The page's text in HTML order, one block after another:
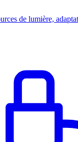
de lumière,